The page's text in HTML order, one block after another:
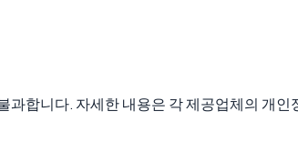
합니다. 자세한 내용은 각 제공업체의 개인